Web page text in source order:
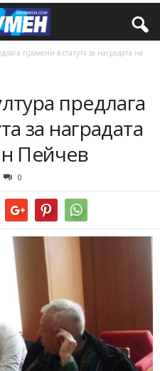
промени в статута за наградата на
предлага
за наградата
Пейчев
0